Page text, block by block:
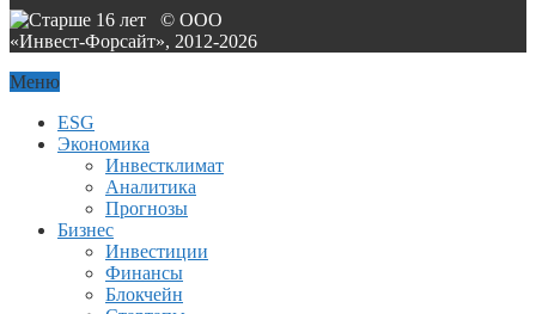
© ООО
«Инвест-Форсайт», 2012-2026
Меню
ESG
Экономика
Инвестклимат
Аналитика
Прогнозы
Бизнес
Инвестиции
Финансы
Блокчейн